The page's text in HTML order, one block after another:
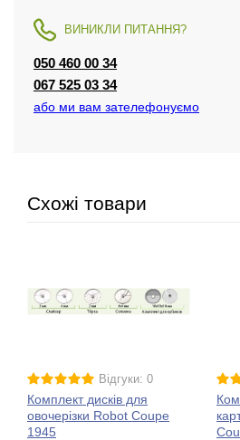
ВИНИКЛИ ПИТАННЯ?
050 460 00 34
067 525 03 34
або ми вам зателефонуємо
Схожі товари
Відгуки: 0
Комплект дисків для
овочерізки Robot Coupe
1945